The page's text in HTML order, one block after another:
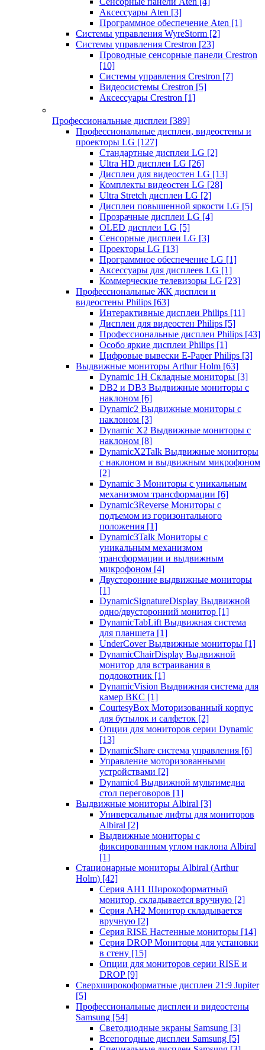
Аксессуары Aten [3]
Программное обеспечение Aten [1]
Системы управления WyreStorm [2]
Системы управления Crestron [23]
Проводные сенсорные панели Crestron
[10]
Системы управления Crestron [7]
Видеосистемы Crestron [5]
Аксессуары Crestron [1]
Профессиональные дисплеи [389]
Профессиональные дисплеи, видеостены и
проекторы LG [127]
Стандартные дисплеи LG [2]
Ultra HD дисплеи LG [26]
Дисплеи для видеостен LG [13]
Комплекты видеостен LG [28]
Ultra Stretch дисплеи LG [2]
Дисплеи повышенной яркости LG [5]
Прозрачные дисплеи LG [4]
OLED дисплеи LG [5]
Сенсорные дисплеи LG [3]
Проекторы LG [13]
Программное обеспечение LG [1]
Аксессуары для дисплеев LG [1]
Коммерческие телевизоры LG [23]
Профессиональные ЖК дисплеи и
видеостены Philips [63]
Интерактивные дисплеи Philips [11]
Дисплеи для видеостен Philips [5]
Профессиональные дисплеи Philips [43]
Особо яркие дисплеи Philips [1]
Цифровые вывески E-Paper Philips [3]
Выдвижные мониторы Arthur Holm [63]
Dynamic 1Н Складные мониторы [3]
DB2 и DB3 Выдвижные мониторы с
наклоном [6]
Dynamic2 Выдвижные мониторы с
наклоном [3]
Dynamic X2 Выдвижные мониторы с
наклоном [8]
DynamicX2Talk Выдвижные мониторы
с наклоном и выдвижным микрофоном
[2]
Dynamic 3 Мониторы с уникальным
механизмом трансформации [6]
Dynamic3Reverse Мониторы с
подъемом из горизонтального
положения [1]
Dynamic3Talk Мониторы с
уникальным механизмом
трансформации и выдвижным
микрофоном [4]
Двусторонние выдвижные мониторы
[1]
DynamicSignatureDisplay Выдвижной
одно/двусторонний монитор [1]
DynamicTabLift Выдвижная система
для планшета [1]
UnderCover Выдвижные мониторы [1]
DynamicChairDisplay Выдвижной
монитор для встраивания в
подлокотник [1]
DynamicVision Выдвижная система для
камер ВКС [1]
CourtesyBox Моторизованный корпус
для бутылок и салфеток [2]
Опции для мониторов серии Dynamic
[13]
DynamicShare система управления [6]
Управление моторизованными
устройствами [2]
Dynamic4 Выдвижной мультимедиа
стол переговоров [1]
Выдвижные мониторы Albiral [3]
Универсальные лифты для мониторов
Albiral [2]
Выдвижные мониторы с
фиксированным углом наклона Albiral
[1]
Стационарные мониторы Albiral (Arthur
Holm) [42]
Серия AH1 Широкоформатный
монитор, складывается вручную [2]
Серия AH2 Монитор складывается
вручную [2]
Серия RISE Настенные мониторы [14]
Серия DROP Мониторы для установки
в стену [15]
Опции для мониторов серии RISE и
DROP [9]
Сверхширокоформатные дисплеи 21:9 Jupiter
[5]
Профессиональные дисплеи и видеостены
Samsung [54]
Светодиодные экраны Samsung [3]
Всепогодные дисплеи Samsung [5]